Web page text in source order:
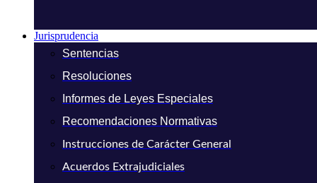
Jurisprudencia
Sentencias
Resoluciones
Informes de Leyes Especiales
Recomendaciones Normativas
Instrucciones de Carácter General
Acuerdos Extrajudiciales